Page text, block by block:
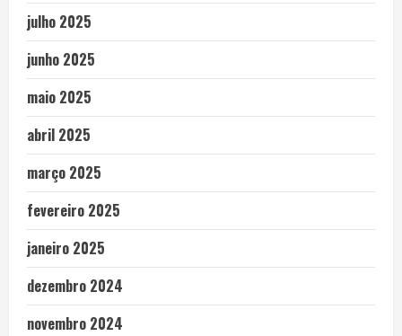
julho 2025
junho 2025
maio 2025
abril 2025
março 2025
fevereiro 2025
janeiro 2025
dezembro 2024
novembro 2024